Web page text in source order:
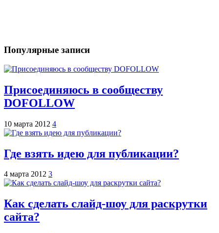
Популярные записи
Присоединяюсь в сообществу
DOFOLLOW
10 марта 2012 4
Где взять идею для публикации?
4 марта 2012 3
Как сделать слайд-шоу для раскрутки
сайта?